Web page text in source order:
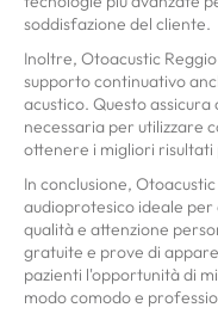
soddisfazione del cliente.
Inoltre, Otoacustic
supporto continuativo
acustico. Questo
necessaria per utilizzare
ottenere i migliori risultati
In conclusione,
audioprotesico ideale
qualità e attenzione
gratuite e prove di
pazienti l'opportunità di
modo comodo e